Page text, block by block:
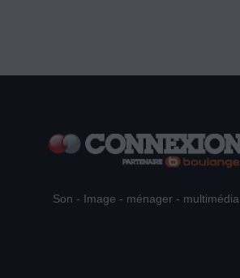
Son - Image - ménager - multimédia